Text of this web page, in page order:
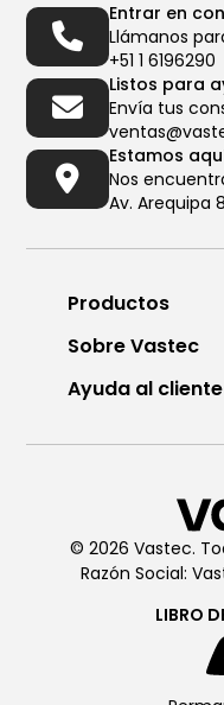
Entrar en
Llámanos
+51 1 6196290
Listos para
Envía tus
Estamos
Nos
Av. Arequipa
Productos
Sobre Vastec
Ayuda al cliente
© 2026 Vastec.
Razón Social:
LIBRO